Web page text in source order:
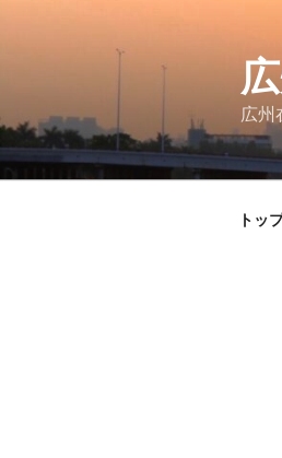
ス
広州
トッ